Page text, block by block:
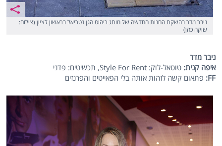
ניבר מדר בהשקת החנות החדשה של מותג ריהוט הגן נטריאל בראשון לציון (צילום:
שוקה כהן)
ניבר מדר
איפה קנית: טוטאל-לוק: Style For Rent, תכשיטים: פדני
FF
: פתאום קשה לזהות אותה בלי הפאייטים והפרנזים